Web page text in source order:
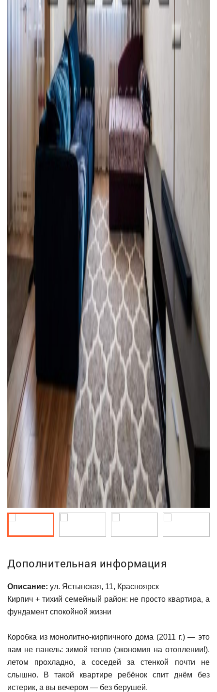
Дополнительная информация
Описание: ул. Ястынская, 11, Красноярск
Кирпич + тихий семейный район: не просто квартира, а
фундамент спокойной жизни
Коробка из монолитно-кирпичного дома (2011 г.) — это
вам не панель: зимой тепло (экономия на отоплении!),
летом прохладно, а соседей за стенкой почти не
слышно. В такой квартире ребёнок спит днём без
истерик, а вы вечером — без берушей.